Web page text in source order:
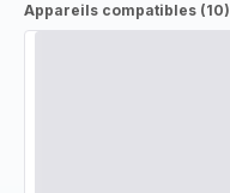
Appareils compatibles (10)